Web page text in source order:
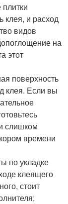
клея, и расход
видов
на
этот
поверхность
клея. Если вы
слишком
времени
по укладке
клеящего
стоит